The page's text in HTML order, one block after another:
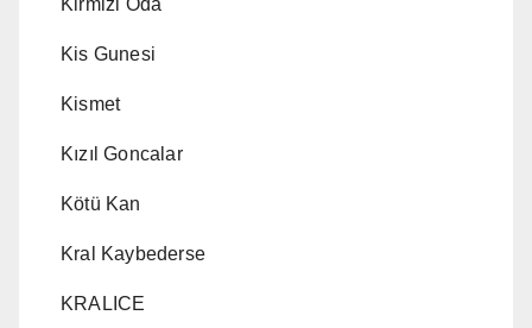
Kis Gunesi
Kismet
Kızıl Goncalar
Kötü Kan
Kral Kaybederse
KRALICE